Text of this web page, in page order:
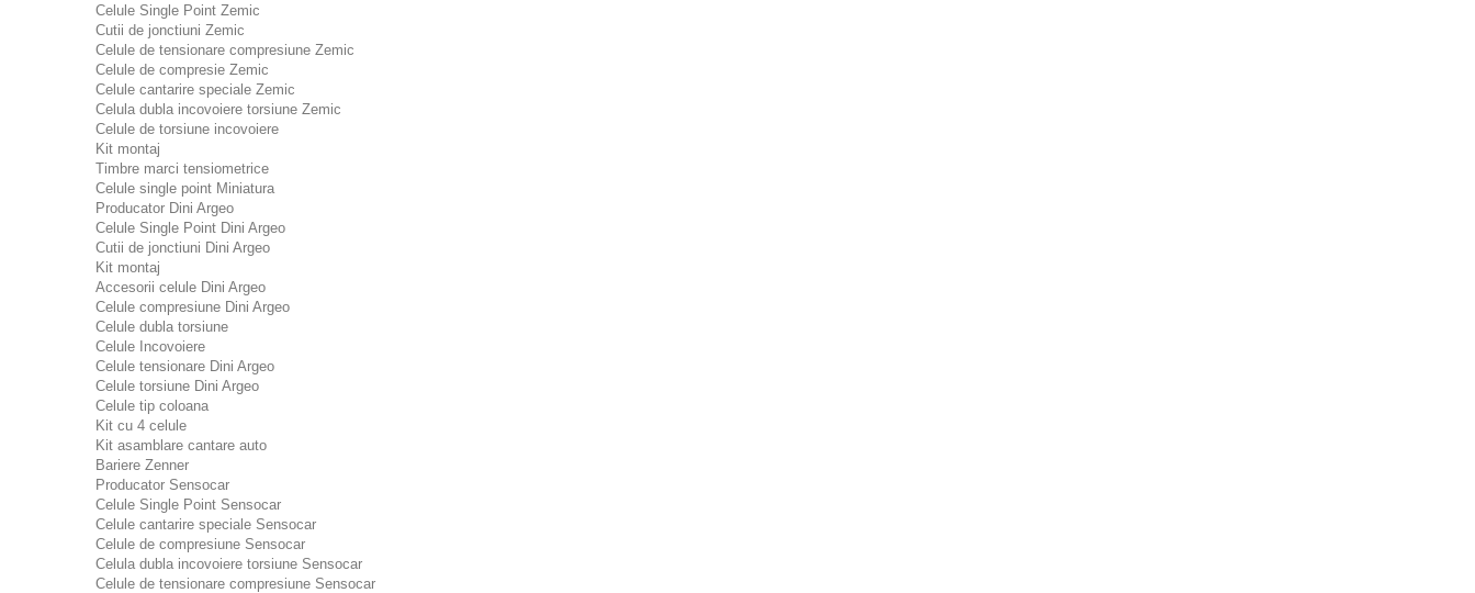
Celule Single Point Zemic
Cutii de jonctiuni Zemic
Celule de tensionare compresiune Zemic
Celule de compresie Zemic
Celule cantarire speciale Zemic
Celula dubla incovoiere torsiune Zemic
Celule de torsiune incovoiere
Kit montaj
Timbre marci tensiometrice
Celule single point Miniatura
Producator Dini Argeo
Celule Single Point Dini Argeo
Cutii de jonctiuni Dini Argeo
Kit montaj
Accesorii celule Dini Argeo
Celule compresiune Dini Argeo
Celule dubla torsiune
Celule Incovoiere
Celule tensionare Dini Argeo
Celule torsiune Dini Argeo
Celule tip coloana
Kit cu 4 celule
Kit asamblare cantare auto
Bariere Zenner
Producator Sensocar
Celule Single Point Sensocar
Celule cantarire speciale Sensocar
Celule de compresiune Sensocar
Celula dubla incovoiere torsiune Sensocar
Celule de tensionare compresiune Sensocar